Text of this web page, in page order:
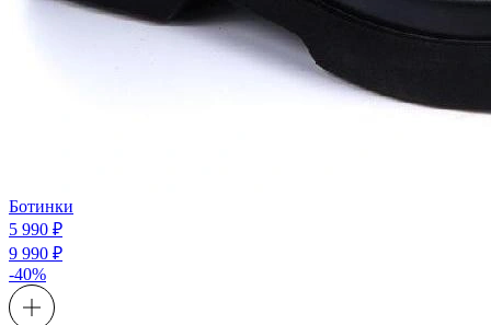
Ботинки
5 990 ₽
9 990 ₽
-40%